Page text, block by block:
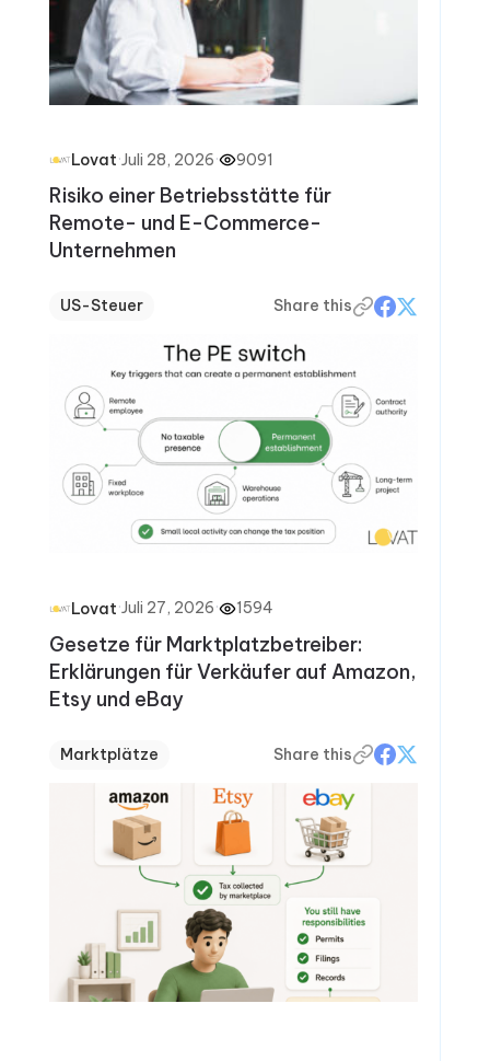
Lovat·Juli 28, 2026· 9091
Risiko einer Betriebsstätte für
Remote- und E-Commerce-
Unternehmen
US-Steuer Share this
Lovat·Juli 27, 2026· 1594
Gesetze für Marktplatzbetreiber:
Erklärungen für Verkäufer auf Amazon,
Etsy und eBay
Marktplätze Share this